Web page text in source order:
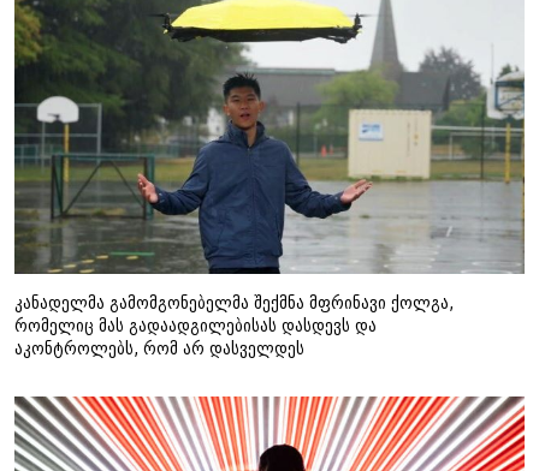
კანადელმა გამომგონებელმა შექმნა მფრინავი ქოლგა,
რომელიც მას გადაადგილებისას დასდევს და
აკონტროლებს, რომ არ დასველდეს